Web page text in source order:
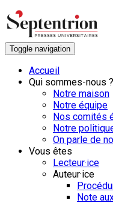
Toggle navigation
Accueil
Qui sommes-nous ?
Notre maison
Notre équipe
Nos comités
Notre
On parle de
Vous êtes
Lecteur·ice
Auteur·ice
Note